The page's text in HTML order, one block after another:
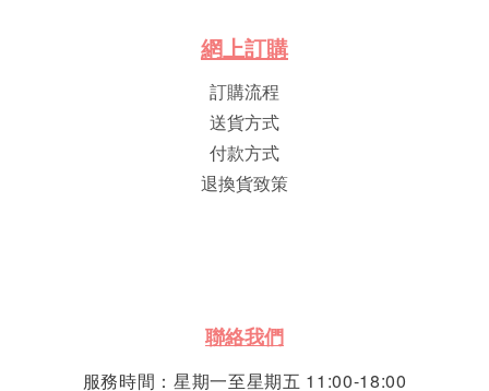
網上訂購
訂購流程
送貨方式
付款方式
退換貨致策
聯絡我們
服務時間：星期一至星期五 11:00-18:00